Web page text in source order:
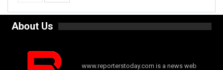
About Us
www.reporterstoday.com is a news web